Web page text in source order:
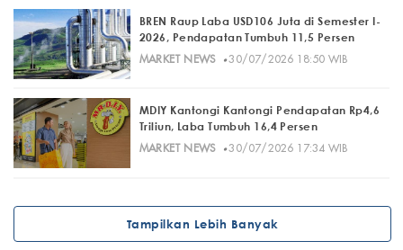
BREN Raup Laba USD106 Juta di Semester I-
2026, Pendapatan Tumbuh 11,5 Persen
MARKET NEWS· 30/07/2026 18:50 WIB
MDIY Kantongi Kantongi Pendapatan Rp4,6
Triliun, Laba Tumbuh 16,4 Persen
MARKET NEWS· 30/07/2026 17:34 WIB
Tampilkan Lebih Banyak